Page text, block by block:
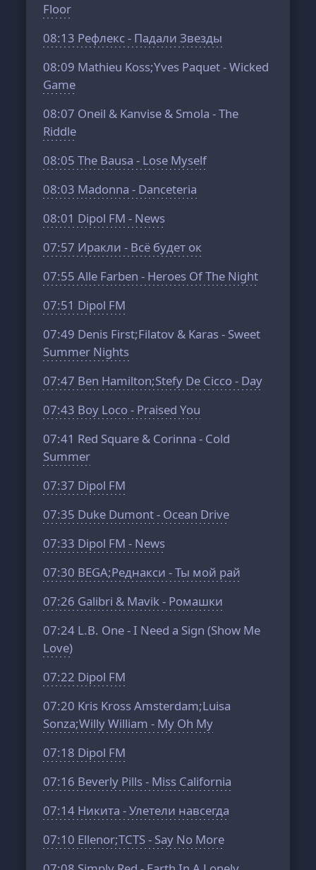
Floor
08:13 Рефлекс - Падали Звезды
08:09 Mathieu Koss;Yves Paquet - Wicked
Game
08:07 Oneil & Kanvise & Smola - The
Riddle
08:05 The Bausa - Lose Myself
08:03 Madonna - Danceteria
08:01 Dipol FM - News
07:57 Иракли - Всё будет ок
07:55 Alle Farben - Heroes Of The Night
07:51 Dipol FM
07:49 Denis First;Filatov & Karas - Sweet
Summer Nights
07:47 Ben Hamilton;Stefy De Cicco - Day
07:43 Boy Loco - Praised You
07:41 Red Square & Corinna - Cold
Summer
07:37 Dipol FM
07:35 Duke Dumont - Ocean Drive
07:33 Dipol FM - News
07:30 BEGA;Реднакси - Ты мой рай
07:26 Galibri & Mavik - Ромашки
07:24 L.B. One - I Need a Sign (Show Me
Love)
07:22 Dipol FM
07:20 Kris Kross Amsterdam;Luisa
Sonza;Willy William - My Oh My
07:18 Dipol FM
07:16 Beverly Pills - Miss California
07:14 Никита - Улетели навсегда
07:10 Ellenor;TCTS - Say No More